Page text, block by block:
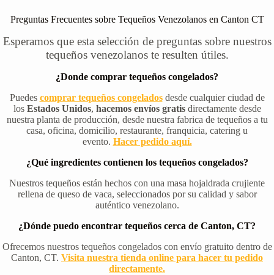
Preguntas Frecuentes sobre Tequeños Venezolanos en Canton CT
Esperamos que esta selección de preguntas sobre nuestros
tequeños venezolanos te resulten útiles.
¿Donde comprar tequeños congelados?
Puedes comprar tequeños congelados desde cualquier ciudad de
los Estados Unidos, hacemos envíos gratisdirectamente desde
nuestra planta de producción, desde nuestra fabrica de tequeños a tu
casa, oficina, domicilio, restaurante, franquicia, catering u
evento. Hacer pedido aquí.
¿Qué ingredientes contienen los tequeños congelados?
Nuestros tequeños están hechos con una masa hojaldrada crujiente
rellena de queso de vaca, seleccionados por su calidad y sabor
auténtico venezolano.
¿Dónde puedo encontrar tequeños cerca de Canton, CT?
Ofrecemos nuestros tequeños congelados con envío gratuito dentro de
Canton, CT. Visita nuestra tienda online para hacer tu pedido
directamente.